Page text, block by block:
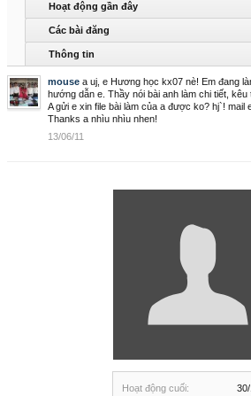
Hoạt động cuối:
Hoạt động gần đây
Các bài đăng
Thông tin
mouse a uj, e Hương học kx07 nè! Em đang
hướng dẫn e. Thầy nói bài anh làm chi tiết, kêu
A gửi e xin file bài làm của a được ko? hj`! mail
Thanks a nhìu nhìu nhen!
13/06/11